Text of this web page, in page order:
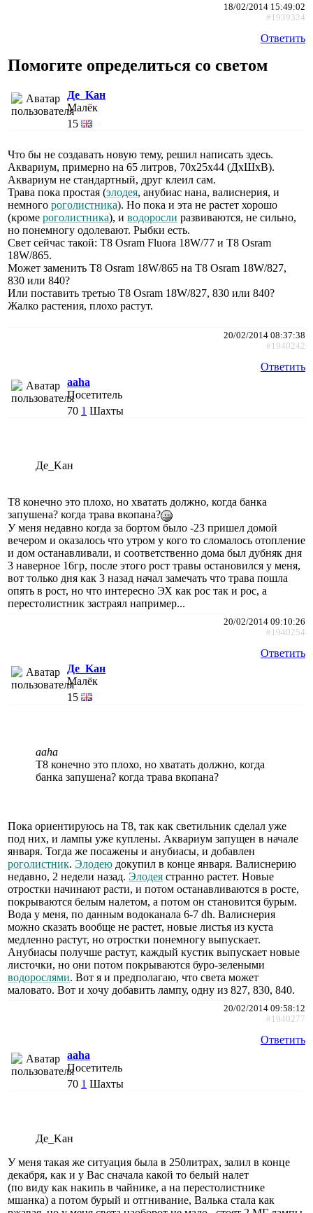
18/02/2014 15:49:02
#1939324
Ответить
Помогите определиться со светом
Де_Kан
Малёк
15
Что бы не создавать новую тему, решил написать здесь.
Аквариум, примерно на 65 литров, 70х25х44 (ДхШхВ).
Аквариум не стандартный, друг клеил сам.
Трава пока простая (элодея, анубиас нана, валиснерия, и
немного роголистника). Но пока и эта не растет хорошо
(кроме роголистника), и водоросли развиваются, не сильно,
но понемногу одолевают. Рыбки есть.
Свет сейчас такой: Т8 Osram Fluora 18W/77 и Т8 Osram
18W/865.
Может заменить Т8 Osram 18W/865 на T8 Osram 18W/827,
830 или 840?
Или поставить третью T8 Osram 18W/827, 830 или 840?
Жалко растения, плохо растут.
20/02/2014 08:37:38
#1940242
Ответить
aaha
Посетитель
70 1 Шахты
Де_Kан
Т8 конечно это плохо, но хватать должно, когда банка
запушена? когда трава вкопана?
У меня недавно когда за бортом было -23 пришел домой
вечером и оказалось что утром у кого то сломалось отопление
и дом останавливали, и соответственно дома был дубняк дня
3 наверное 16гр, после этого рост травы остановился у меня,
вот только дня как 3 назад начал замечать что трава пошла
опять в рост, но что интересно ЭХ как рос так и рос, а
перестолистник застраял например...
20/02/2014 09:10:26
#1940254
Ответить
Де_Kан
Малёк
15
aaha
Т8 конечно это плохо, но хватать должно, когда
банка запушена? когда трава вкопана?
Пока ориентируюсь на Т8, так как светильник сделал уже
под них, и лампы уже куплены. Аквариум запущен в начале
января. Тогда же посажены и анубиасы, и добавлен
роголистник. Элодею докупил в конце января. Валиснерию
недавно, 2 недели назад. Элодея странно растет. Новые
отростки начинают расти, и потом останавливаются в росте,
покрываются белым налетом, а потом он становится бурым.
Вода у меня, по данным водоканала 6-7 dh. Валиснерия
можно сказать вообще не растет, новые листья из куста
медленно растут, но отростки понемногу выпускает.
Анубиасы получше растут, каждый кустик выпускает новые
листочки, но они потом покрываются буро-зелеными
водорослями. Вот я и предполагаю, что света может
маловато. Вот и хочу добавить лампу, одну из 827, 830, 840.
20/02/2014 09:58:12
#1940277
Ответить
aaha
Посетитель
70 1 Шахты
Де_Kан
У меня такая же ситуация была в 250литрах, залил в конце
декабря, как и у Вас сначала какой то белый налет
(по виду как накипь в чайнике, а на перестолистнике
мшанка) а потом бурый и отгнивание, Валька стала как